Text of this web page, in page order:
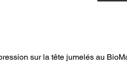
sur la tête jumelés au